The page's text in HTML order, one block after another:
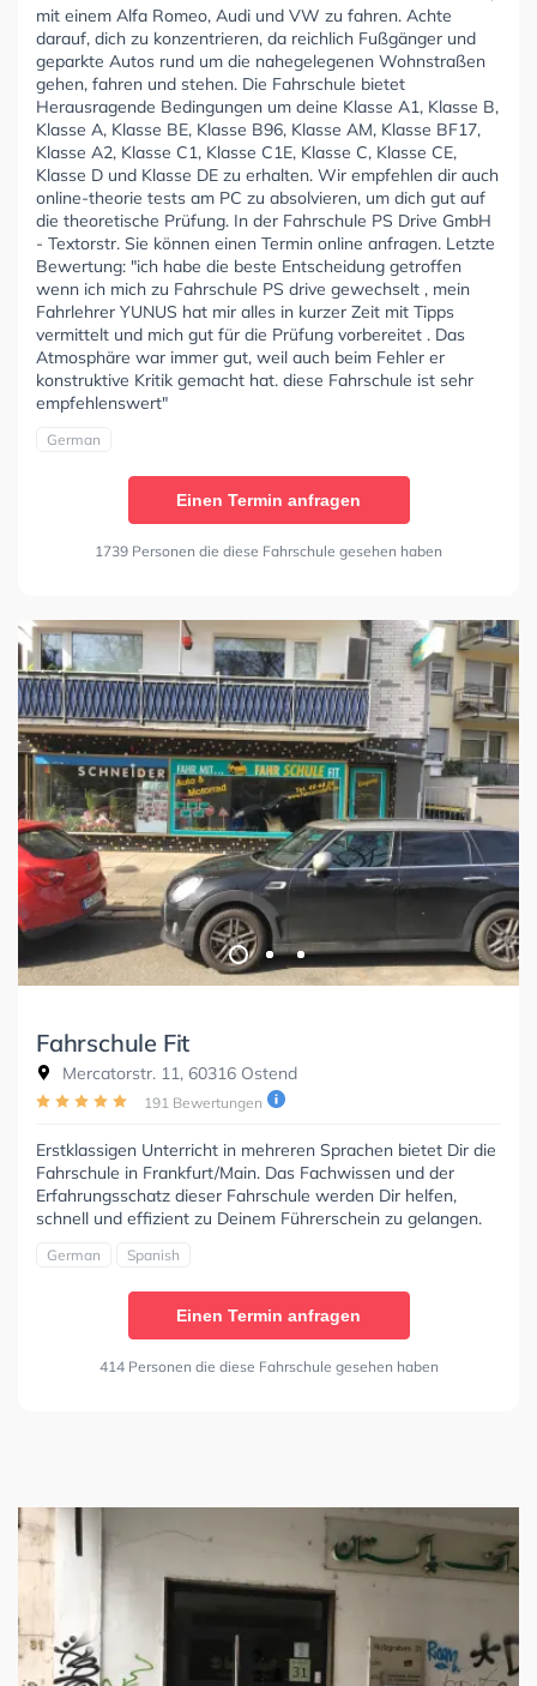
mit einem Alfa Romeo, Audi und VW zu fahren. Achte
darauf, dich zu konzentrieren, da reichlich Fußgänger und
geparkte Autos rund um die nahegelegenen Wohnstraßen
gehen, fahren und stehen. Die Fahrschule bietet
Herausragende Bedingungen um deine Klasse A1, Klasse B,
Klasse A, Klasse BE, Klasse B96, Klasse AM, Klasse BF17,
Klasse A2, Klasse C1, Klasse C1E, Klasse C, Klasse CE,
Klasse D und Klasse DE zu erhalten. Wir empfehlen dir auch
online-theorie tests am PC zu absolvieren, um dich gut auf
die theoretische Prüfung. In der Fahrschule PS Drive GmbH
- Textorstr. Sie können einen Termin online anfragen. Letzte
Bewertung: "ich habe die beste Entscheidung getroffen
wenn ich mich zu Fahrschule PS drive gewechselt , mein
Fahrlehrer YUNUS hat mir alles in kurzer Zeit mit Tipps
vermittelt und mich gut für die Prüfung vorbereitet . Das
Atmosphäre war immer gut, weil auch beim Fehler er
konstruktive Kritik gemacht hat. diese Fahrschule ist sehr
empfehlenswert"
German
Einen Termin anfragen
1739 Personen die diese Fahrschule gesehen haben
Fahrschule Fit
Mercatorstr. 11, 60316 Ostend
191 Bewertungen
Erstklassigen Unterricht in mehreren Sprachen bietet Dir die
Fahrschule in Frankfurt/Main. Das Fachwissen und der
Erfahrungsschatz dieser Fahrschule werden Dir helfen,
schnell und effizient zu Deinem Führerschein zu gelangen.
German Spanish
Einen Termin anfragen
414 Personen die diese Fahrschule gesehen haben